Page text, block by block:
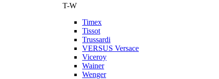
T-W
Timex
Tissot
Trussardi
VERSUS Versace
Viceroy
Wainer
Wenger